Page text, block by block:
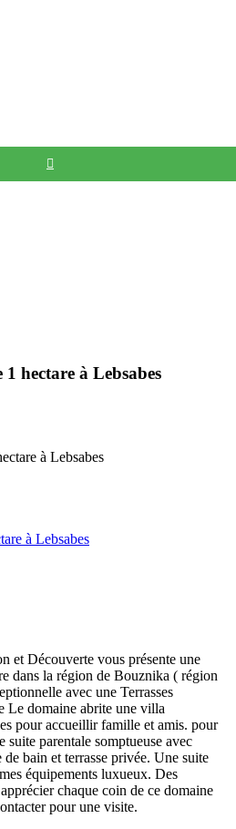
hectare à Lebsabes
à Lebsabes
et Découverte vous présente une
dans la région de Bouznika ( région
avec une Terrasses
Le domaine abrite une villa
pour accueillir famille et amis. pour
parentale somptueuse avec
bain et terrasse privée. Une suite
équipements luxueux. Des
chaque coin de ce domaine
pour une visite.